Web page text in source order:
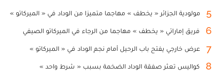
5 مولودية الجزائر « يخطف » مهاجما متميزا من الوداد في « الميركاتو »
6 فريق إماراتي « يخطف » مهاجما من الرجاء في الميركاتو الصيفي
7 عرض خارجي يفتح باب الرحيل أمام نجم الوداد في « الميركاتو »
8 كواليس تعثر صفقة الوداد الضخمة بسبب « شرط واحد »